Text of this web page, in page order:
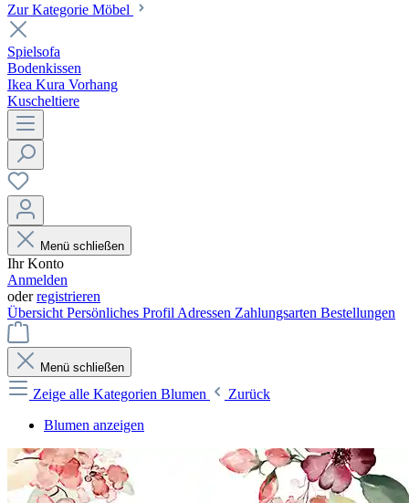
Zur Kategorie Möbel
Spielsofa
Bodenkissen
Ikea Kura Vorhang
Kuscheltiere
Menü schließen
Ihr Konto
Anmelden
oderregistrieren
Übersicht Persönliches Profil Adressen Zahlungsarten Bestellungen
Menü schließen
Zeige alle Kategorien Blumen
Zurück
Blumen anzeigen